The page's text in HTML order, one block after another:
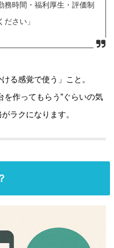
務時間・福利厚生・評価制
さい」
る感覚で使う」こと。
を作ってもらう”ぐらいの気
ラクになります。